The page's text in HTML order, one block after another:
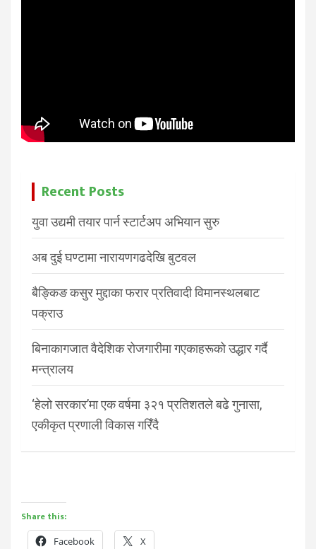
Recent Posts
युवा उद्यमी तयार पार्न स्टार्टअप अभियान सुरु
अब दुई घण्टामा नारायणगढदेखि बुटवल
बैङ्किङ कसुर मुद्दाका फरार प्रतिवादी विमानस्थलबाट
पक्राउ
बिनाकागजात वैदेशिक रोजगारीमा गएकाहरूको उद्धार गर्दै
मन्त्रालय
‘हेलो सरकार’मा एक वर्षमा ३२१ प्रतिशतले बढे गुनासा,
एकीकृत प्रणाली विकास गरिँदै
Share this:
Facebook X